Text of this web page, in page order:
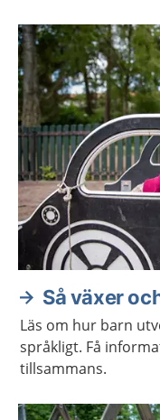
Så växer
Läs om hur barn
språkligt. Få
tillsammans.